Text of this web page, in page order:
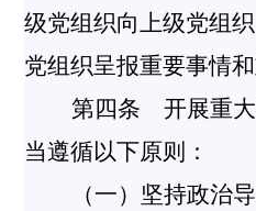
级党组织向上级党组
党组织呈报重要事情和
第四条 开展重大
当遵循以下原则：
（一）坚持政治